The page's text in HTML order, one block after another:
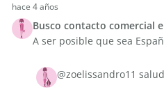
hace 4 años
Busco contacto comercial
A ser posible que sea
@zoelissandro11